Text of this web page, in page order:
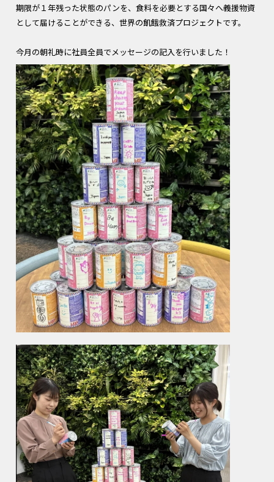
期限が１年残った状態のパンを、食料を必要とする国々へ義援物資
として届けることができる、世界の飢餓救済プロジェクトです。
今月の朝礼時に社員全員でメッセージの記入を行いました！